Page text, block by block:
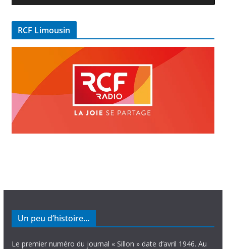
é
RCF Limousin
Un peu d’histoire…
Le premier numéro du journal « Sillon » date d’avril 1946. Au